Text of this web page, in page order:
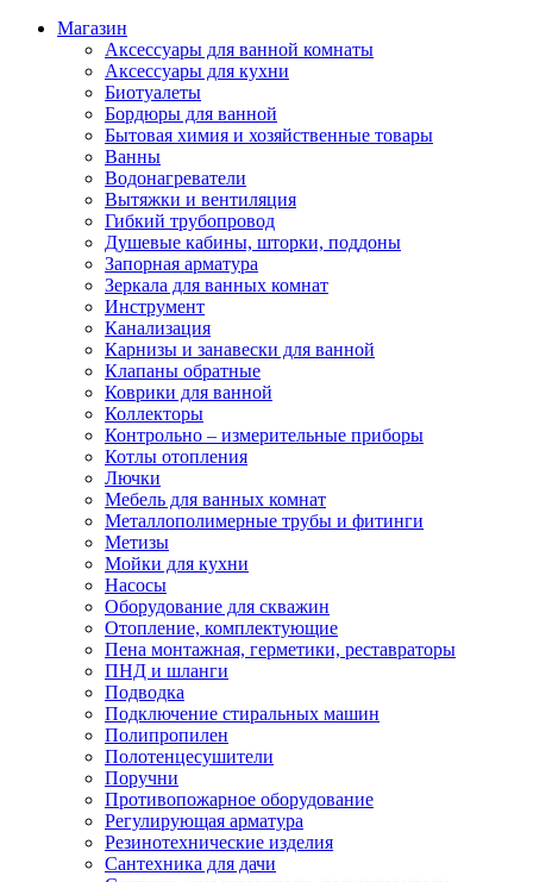
Магазин
Аксессуары для ванной комнаты
Аксессуары для кухни
Биотуалеты
Бордюры для ванной
Бытовая химия и хозяйственные товары
Ванны
Водонагреватели
Вытяжки и вентиляция
Гибкий трубопровод
Душевые кабины, шторки, поддоны
Запорная арматура
Зеркала для ванных комнат
Инструмент
Канализация
Карнизы и занавески для ванной
Клапаны обратные
Коврики для ванной
Коллекторы
Контрольно – измерительные приборы
Котлы отопления
Лючки
Мебель для ванных комнат
Металлополимерные трубы и фитинги
Метизы
Мойки для кухни
Насосы
Оборудование для скважин
Отопление, комплектующие
Пена монтажная, герметики, реставраторы
ПНД и шланги
Подводка
Подключение стиральных машин
Полипропилен
Полотенцесушители
Поручни
Противопожарное оборудование
Регулирующая арматура
Резинотехнические изделия
Сантехника для дачи